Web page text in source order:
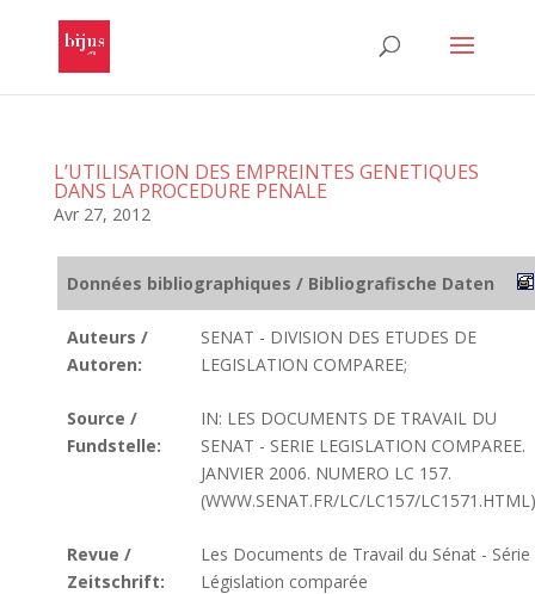
L’UTILISATION DES EMPREINTES GENETIQUES
DANS LA PROCEDURE PENALE
Avr 27, 2012
Données bibliographiques / Bibliografische Daten
Auteurs /
Autoren:
SENAT - DIVISION DES ETUDES DE
LEGISLATION COMPAREE;
Source /
Fundstelle:
IN: LES DOCUMENTS DE TRAVAIL DU
SENAT - SERIE LEGISLATION COMPAREE.
JANVIER 2006. NUMERO LC 157.
(WWW.SENAT.FR/LC/LC157/LC1571.HTML)
Revue /
Zeitschrift:
Les Documents de Travail du Sénat - Série
Législation comparée